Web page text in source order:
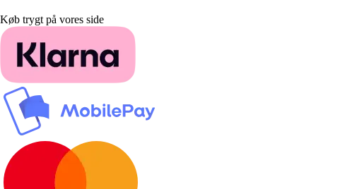
Køb trygt på vores side